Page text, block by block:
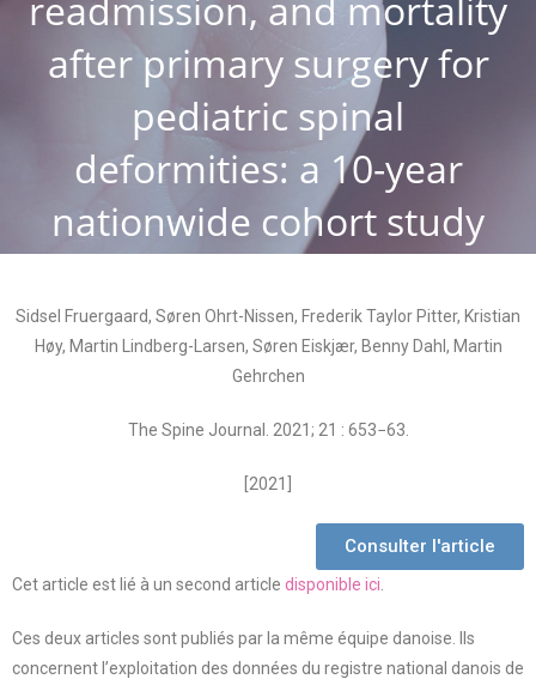
after primary surgery for
pediatric spinal
deformities: a 10-year
nationwide cohort study
Sidsel Fruergaard, Søren Ohrt-Nissen, Frederik Taylor Pitter, Kristian
Høy, Martin Lindberg-Larsen, Søren Eiskjær, Benny Dahl, Martin
Gehrchen
The Spine Journal. 2021; 21 : 653−63.
[2021]
Consulter l'article
Cet article est lié à un second article disponible ici
Ces deux articles sont publiés par la même équipe danoise. Ils
concernent l’exploitation des données du registre national danois de